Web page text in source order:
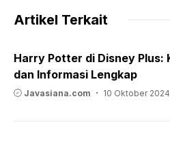
Artikel Terkait
Harry Potter di Disney Plus:
dan Informasi Lengkap
Javasiana.com 10 Oktober 2024